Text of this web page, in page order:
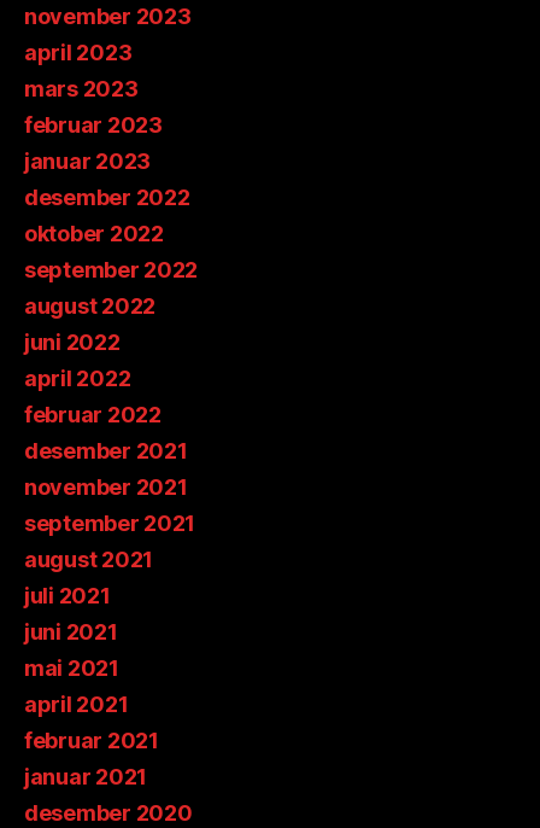
november 2023
april 2023
mars 2023
februar 2023
januar 2023
desember 2022
oktober 2022
september 2022
august 2022
juni 2022
april 2022
februar 2022
desember 2021
november 2021
september 2021
august 2021
juli 2021
juni 2021
mai 2021
april 2021
februar 2021
januar 2021
desember 2020